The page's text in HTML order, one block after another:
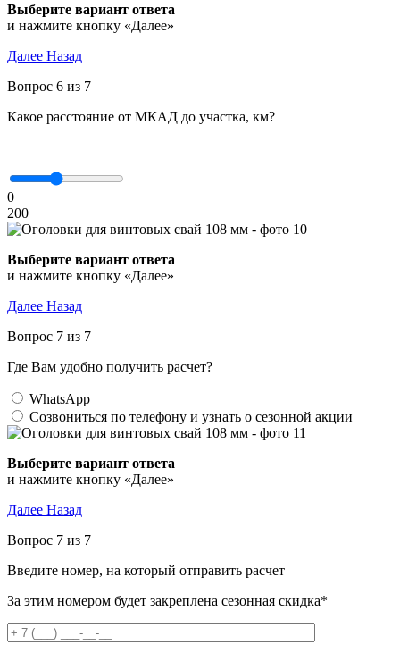
Выберите вариант ответа
и нажмите кнопку «Далее»
Далее Назад
Вопрос 6 из 7
Какое расстояние от МКАД до участка, км?
0
200
Выберите вариант ответа
и нажмите кнопку «Далее»
Далее Назад
Вопрос 7 из 7
Где Вам удобно получить расчет?
WhatsApp
Созвониться по телефону и узнать о сезонной акции
Выберите вариант ответа
и нажмите кнопку «Далее»
Далее Назад
Вопрос 7 из 7
Введите номер, на который отправить расчет
За этим номером будет закреплена сезонная скидка*